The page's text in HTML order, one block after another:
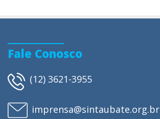
Fale Conosco
(12) 3621-3955
imprensa@sintaubate.org.br